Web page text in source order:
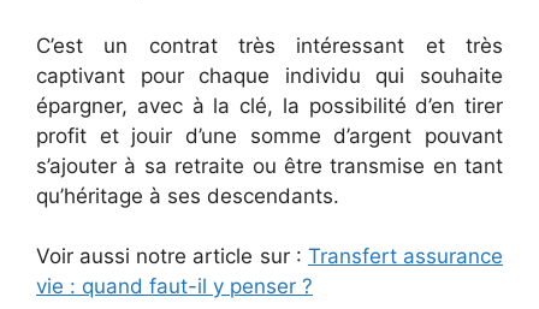
C’est un contrat très intéressant et très
captivant pour chaque individu qui souhaite
épargner, avec à la clé, la possibilité d’en tirer
profit et jouir d’une somme d’argent pouvant
s’ajouter à sa retraite ou être transmise en tant
qu’héritage à ses descendants.
Voir aussi notre article sur : Transfert assurance
vie : quand faut-il y penser ?